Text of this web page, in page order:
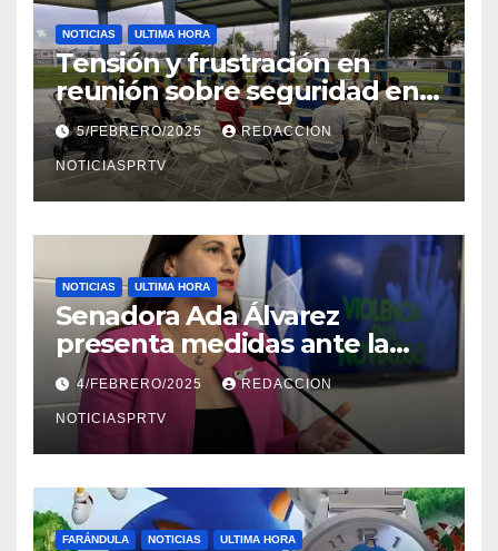
NOTICIAS ULTIMA HORA
Tensión y frustración en
reunión sobre seguridad en
Reparto Metropolitano
5/FEBRERO/2025 REDACCION
NOTICIASPRTV
NOTICIAS ULTIMA HORA
Senadora Ada Álvarez
presenta medidas ante la
violencia en el noviazgo
4/FEBRERO/2025 REDACCION
NOTICIASPRTV
FARÁNDULA NOTICIAS ULTIMA HORA